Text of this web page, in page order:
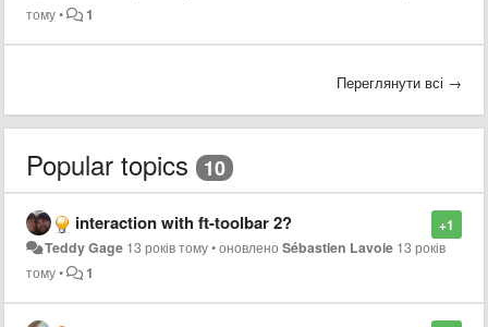
тому• 1
Переглянути всі →
Popular topics 10
+1
interaction with ft-toolbar 2?
Teddy Gage 13 років тому•оновленоSébastien Lavoie 13 років
тому• 1